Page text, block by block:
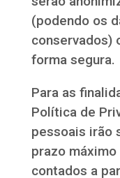
(podendo os
conservados)
forma segura.
Para as
Política de
pessoais irão
prazo
contados a